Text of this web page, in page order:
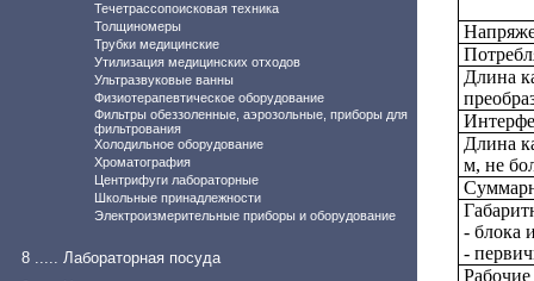
Течетрассопоисковая техника
Толщиномеры
Трубки медицинские
Утилизация медицинских отходов
Ультразвуковые ванны
Физиотерапевтическое оборудование
Фильтры обеззоленные, аэрозольные, приборы для
фильтрования
Холодильное оборудование
Хроматография
Центрифуги лабораторные
Школьные принадлежности
Электроизмерительные приборы и оборудование
8 ..... Лабораторная посуда
Длина
Длина
м, не
- блока
-